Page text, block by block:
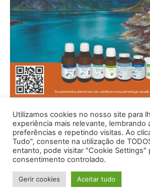
© 1996 - 2026 -Saúde e Bem Estar - Hosted and
Utilizamos cookies no nosso site para
experiência mais relevante, lembrando
preferências e repetindo visitas. Ao
Tudo", consente na utilização de
entanto, pode visitar "Cookie Settings"
consentimento controlado.
Gerir cookies Aceitar tudo